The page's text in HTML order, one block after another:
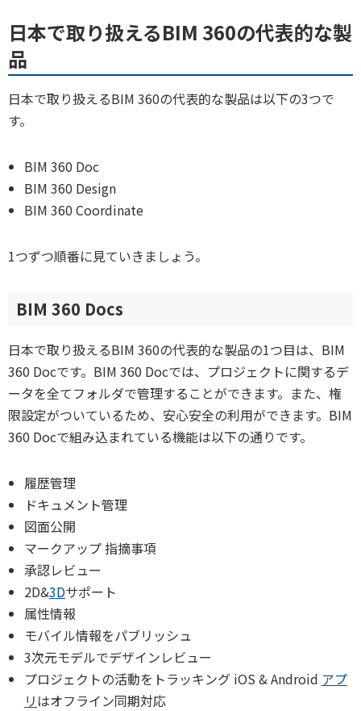
日本で取り扱えるBIM 360の代表的な製
品
日本で取り扱えるBIM 360の代表的な製品は以下の3つで
す。
BIM 360 Doc
BIM 360 Design
BIM 360 Coordinate
1つずつ順番に見ていきましょう。
BIM 360 Docs
日本で取り扱えるBIM 360の代表的な製品の1つ目は、BIM
360 Docです。BIM 360 Docでは、プロジェクトに関するデ
ータを全てフォルダで管理することができます。また、権
限設定がついているため、安心安全の利用ができます。BIM
360 Docで組み込まれている機能は以下の通りです。
履歴管理
ドキュメント管理
図面公開
マークアップ 指摘事項
承認レビュー
2D&3Dサポート
属性情報
モバイル情報をパブリッシュ
3次元モデルでデザインレビュー
プロジェクトの活動をトラッキング iOS & Android アプ
リはオフライン同期対応